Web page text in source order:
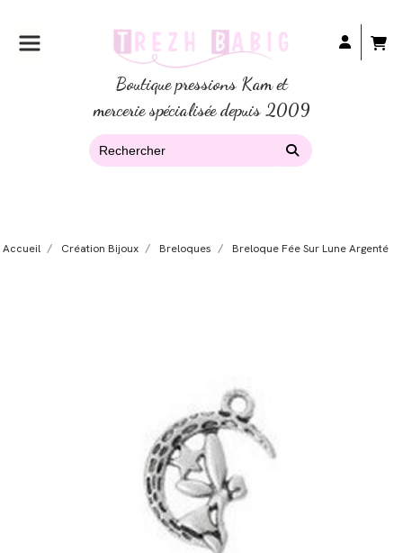
Boutique pressions Kam et
mercerie spécialisée depuis 2009
Accueil Création Bijoux Breloques Breloque Fée Sur Lune Argenté